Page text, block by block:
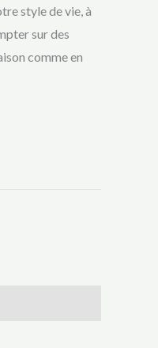
style de vie, à
sur des
comme en